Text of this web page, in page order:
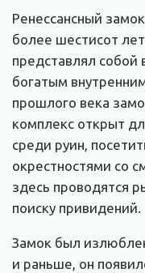
Ренессансный
более шестисот
представлял собой
богатым
прошлого века
комплекс открыт
среди руин,
окрестностями со
здесь проводятся
поиску привидений.
Замок был
и раньше, он